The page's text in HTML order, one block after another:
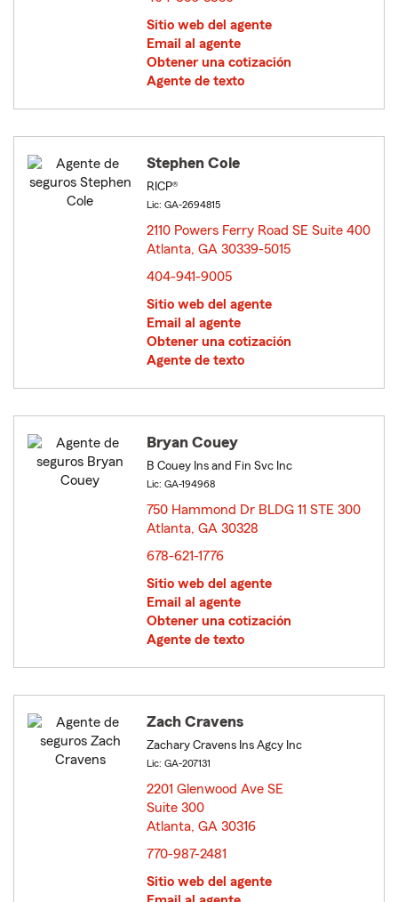
Sitio web del agente
Email al agente
Obtener una cotización
Agente de texto
Stephen Cole
RICP®
Lic: GA-2694815
2110 Powers Ferry Road SE Suite 400
Atlanta, GA 30339-5015
404-941-9005
Sitio web del agente
Email al agente
Obtener una cotización
Agente de texto
Bryan Couey
B Couey Ins and Fin Svc Inc
Lic: GA-194968
750 Hammond Dr BLDG 11 STE 300
Atlanta, GA 30328
678-621-1776
Sitio web del agente
Email al agente
Obtener una cotización
Agente de texto
Zach Cravens
Zachary Cravens Ins Agcy Inc
Lic: GA-207131
2201 Glenwood Ave SE
Suite 300
Atlanta, GA 30316
770-987-2481
Sitio web del agente